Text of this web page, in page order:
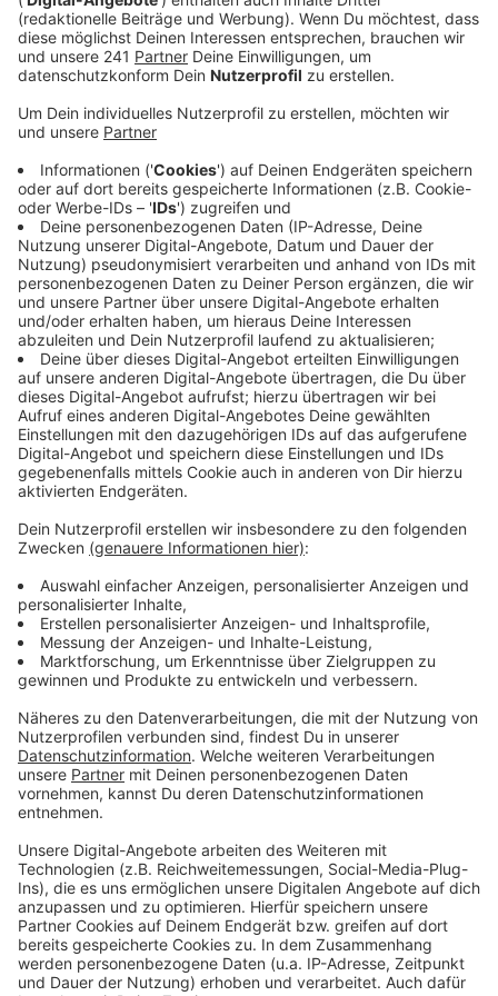
Anzeige
Viele Gaststätten hätten für die EM noch spontan
Räume und Außenbereiche mit Fernsehern
ausgestattet. Die wurden dann zahlreich besucht,
zumal die Stadt das große Public-Viewing im
Neulandpark recht spontan abgesagt hatte.
Besonders voll war es in den Kneipen bei den
Deutschlandspielen und Partien um 18:00 Uhr.
Außerdem haben viele Fans aus dem Ausland in
Leverkusener Hotels übernachtet – die sind im
Schnitt nämlich günstiger als in Köln und Düsseldorf.
Anzeige
Mehr Meldungen aus Leverkusen
Anzeige
Hitzehöhepunkt in Leverkusen
Passanten in Leverkusen angegriffen: Prozess in Köln
startet
Leverkusener Covestro: Übernahme durch arabischen
Konzern?
Anzeige
Anzeige